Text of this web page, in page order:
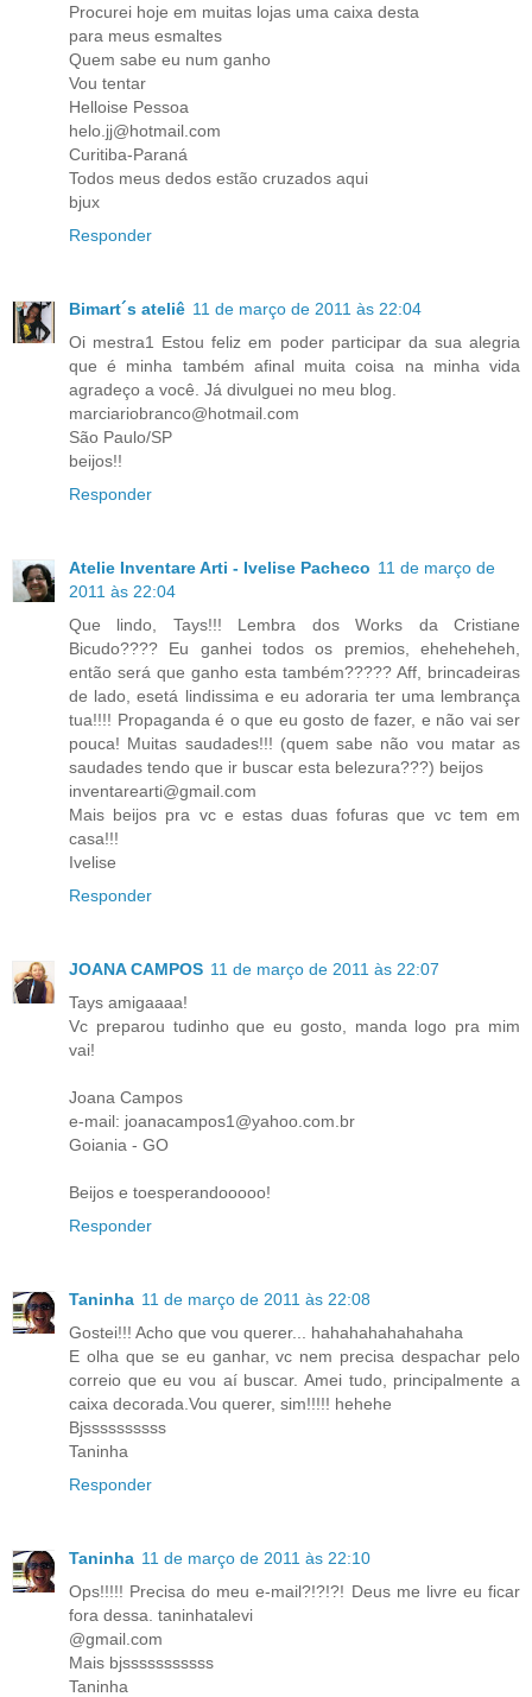
Procurei hoje em muitas lojas uma caixa desta
para meus esmaltes
Quem sabe eu num ganho
Vou tentar
Helloise Pessoa
helo.jj@hotmail.com
Curitiba-Paraná
Todos meus dedos estão cruzados aqui
bjux
Responder
Bimart´s ateliê 11 de março de 2011 às 22:04
Oi mestra1 Estou feliz em poder participar da sua alegria
que é minha também afinal muita coisa na minha vida
agradeço a você. Já divulguei no meu blog.
marciariobranco@hotmail.com
São Paulo/SP
beijos!!
Responder
Atelie Inventare Arti - Ivelise Pacheco 11 de março de
2011 às 22:04
Que lindo, Tays!!! Lembra dos Works da Cristiane
Bicudo???? Eu ganhei todos os premios, eheheheheh,
então será que ganho esta também????? Aff, brincadeiras
de lado, esetá lindissima e eu adoraria ter uma lembrança
tua!!!! Propaganda é o que eu gosto de fazer, e não vai ser
pouca! Muitas saudades!!! (quem sabe não vou matar as
saudades tendo que ir buscar esta belezura???) beijos
inventarearti@gmail.com
Mais beijos pra vc e estas duas fofuras que vc tem em
casa!!!
Ivelise
Responder
JOANA CAMPOS 11 de março de 2011 às 22:07
Tays amigaaaa!
Vc preparou tudinho que eu gosto, manda logo pra mim
vai!
Joana Campos
e-mail: joanacampos1@yahoo.com.br
Goiania - GO
Beijos e toesperandooooo!
Responder
Taninha 11 de março de 2011 às 22:08
Gostei!!! Acho que vou querer... hahahahahahahaha
E olha que se eu ganhar, vc nem precisa despachar pelo
correio que eu vou aí buscar. Amei tudo, principalmente a
caixa decorada.Vou querer, sim!!!!! hehehe
Bjssssssssss
Taninha
Responder
Taninha 11 de março de 2011 às 22:10
Ops!!!!! Precisa do meu e-mail?!?!?! Deus me livre eu ficar
fora dessa. taninhatalevi
@gmail.com
Mais bjsssssssssss
Taninha